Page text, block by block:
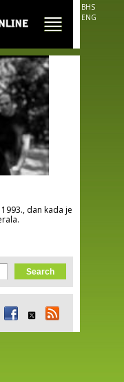
BHS
ENG
dan kada je